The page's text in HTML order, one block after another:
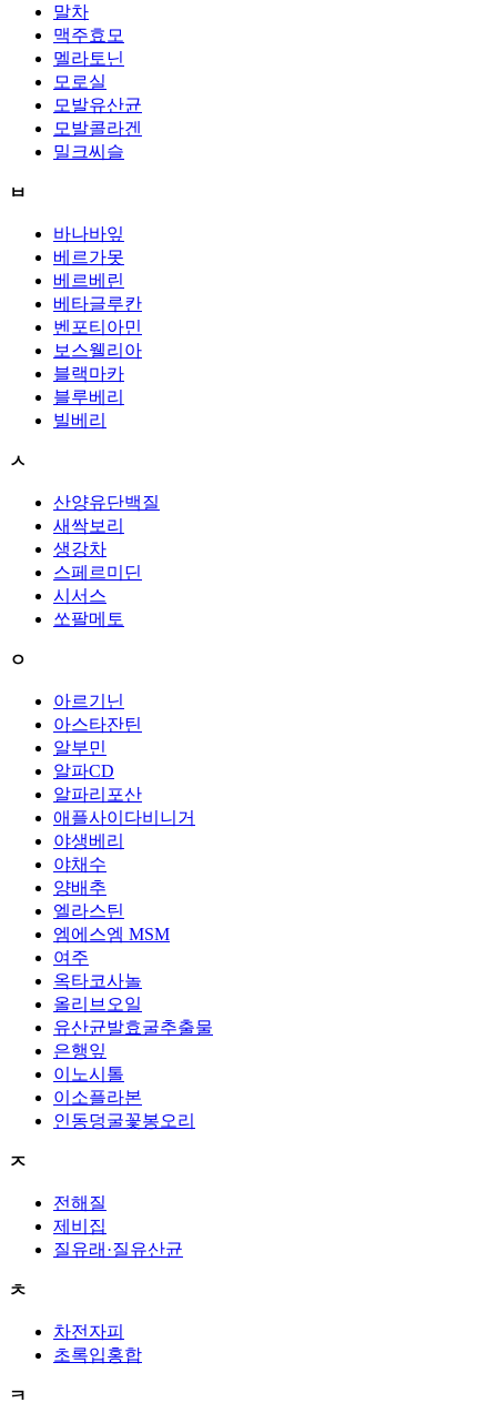
말차
맥주효모
멜라토닌
모로실
모발유산균
모발콜라겐
밀크씨슬
ㅂ
바나바잎
베르가못
베르베린
베타글루칸
벤포티아민
보스웰리아
블랙마카
블루베리
빌베리
ㅅ
산양유단백질
새싹보리
생강차
스페르미딘
시서스
쏘팔메토
ㅇ
아르기닌
아스타잔틴
알부민
알파CD
알파리포산
애플사이다비니거
야생베리
야채수
양배추
엘라스틴
엠에스엠 MSM
여주
옥타코사놀
올리브오일
유산균발효굴추출물
은행잎
이노시톨
이소플라본
인동덩굴꽃봉오리
ㅈ
전해질
제비집
질유래·질유산균
ㅊ
차전자피
초록입홍합
ㅋ